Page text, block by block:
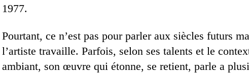
1977.
Pourtant, ce n’est pas pour parler aux siècles futurs
l’artiste travaille. Parfois, selon ses talents et le
ambiant, son œuvre qui étonne, se retient, parle a